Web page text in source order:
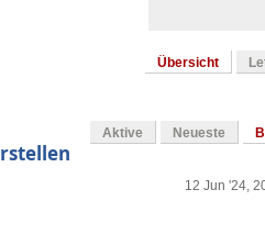
Übersicht
Aktive Neueste
12 Jun '24,